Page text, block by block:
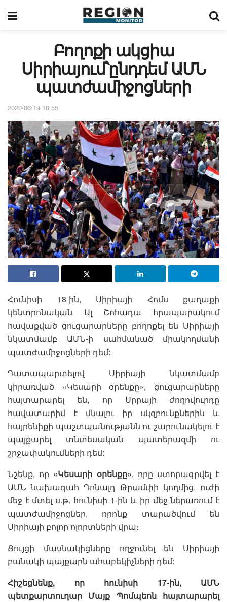
Բողոքի ակցիա
Սիրիայում՝ընդդեմ ԱՄՆ
պատժամիջոցների
2020/06/19 10:55
Հունիսի 18-ին, Սիրիայի Հոմս քաղաքի
կենտրոնական Ալ Շոհադա հրապարակում
հավաքված ցուցարարները բողոքել են Սիրիայի
նկատմամբ ԱՄՆ-ի սահմանած միակողմանի
պատժամիջոցների դեմ:
Դատապարտելով Սիրիայի նկատմամբ
կիրառված «Կեսարի օրենքը», ցուցարարները
հայտարարել են, որ Սրրայի ժողովուրդը
հավատարիմ է մնալու իր սկզբունքներին և
հայրենիքի պաշտպանությանն ու շարունակելու է
պայքարել տնտեսական պատերազմի ու
շրջափակումների դեմ:
Նշենք, որ «Կեսարի օրենքը», որը ստորագրվել է
ԱՄՆ նախագահ Դոնալդ Թրամփի կողմից, ուժի
մեջ է մտել ս.թ. հունիսի 1-ին և իր մեջ ներառում է
պատժամիջոցներ, որոնք տարածվում են
Սիրիայի բոլոր ոլորտների վրա։
Ցույցի մասնակիցները ողջունել են Սիրիայի
բանակի պայքարն ահաբեկիչների դեմ:
Հիշեցնենք, որ հունիսի 17-ին, ԱՄՆ
պետքարտուղար Մայք Պոմպեոն հայտարարել